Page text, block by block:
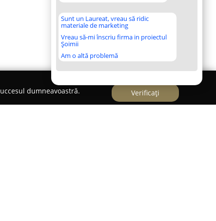
Sunt un Laureat, vreau să ridic
materiale de marketing
Vreau să-mi înscriu firma in proiectul
Șoimii
Am o altă problemă
dumneavoastră.
Verificați